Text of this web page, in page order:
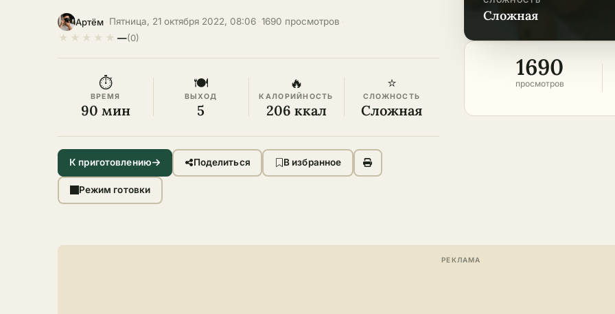
сложная
1690
просмотров
Артём Пятница, 21 октября 2022, 08:06 1690 просмотров
★ ★ ★ ★ ★ —(0)
⏱
ВРЕМЯ
90 мин
🍽
ВЫХОД
5
🔥
КАЛОРИЙНОСТЬ
206 ккал
⭐
СЛОЖНОСТЬ
Сложная
К приготовлению Поделиться В избранное
Режим готовки